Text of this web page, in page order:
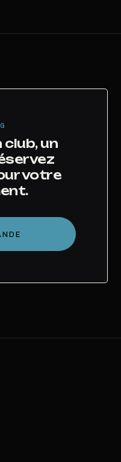
club, un
votre